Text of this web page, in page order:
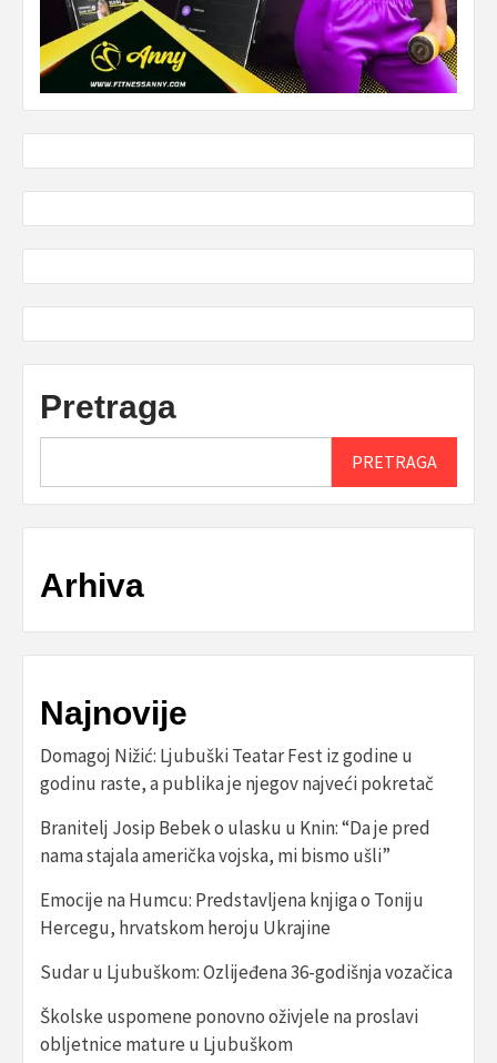
Pretraga
PRETRAGA
Arhiva
Najnovije
Domagoj Nižić: Ljubuški Teatar Fest iz godine u
godinu raste, a publika je njegov najveći pokretač
Branitelj Josip Bebek o ulasku u Knin: “Da je pred
nama stajala američka vojska, mi bismo ušli”
Emocije na Humcu: Predstavljena knjiga o Toniju
Hercegu, hrvatskom heroju Ukrajine
Sudar u Ljubuškom: Ozlijeđena 36-godišnja vozačica
Školske uspomene ponovno oživjele na proslavi
obljetnice mature u Ljubuškom